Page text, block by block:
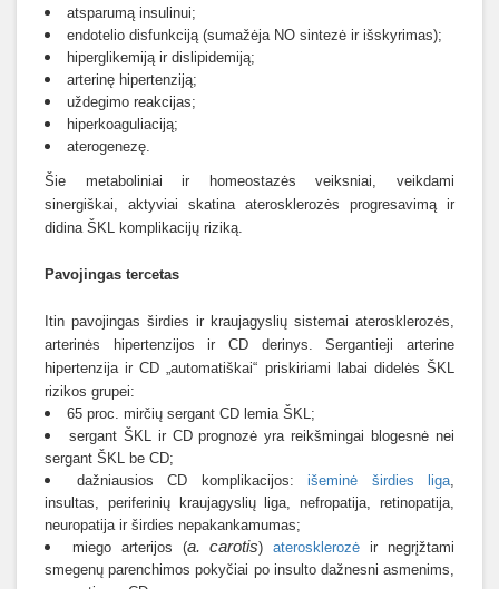
atsparumą insulinui;
endotelio disfunkciją (sumažėja NO sintezė ir išskyrimas);
hiperglikemiją ir dislipidemiją;
arterinę hipertenziją;
uždegimo reakcijas;
hiperkoaguliaciją;
aterogenezę.
Šie metaboliniai ir homeostazės veiksniai, veikdami
sinergiškai, aktyviai skatina aterosklerozės progresavimą ir
didina ŠKL komplikacijų riziką.
Pavojingas tercetas
Itin pavojingas širdies ir kraujagyslių sistemai aterosklerozės,
arterinės hipertenzijos ir CD derinys. Sergantieji arterine
hipertenzija ir CD „automatiškai“ priskiriami labai didelės ŠKL
rizikos grupei:
65 proc. mirčių sergant CD lemia ŠKL;
sergant ŠKL ir CD prognozė yra reikšmingai blogesnė nei
sergant ŠKL be CD;
dažniausios CD komplikacijos: išeminė širdies liga
insultas, periferinių kraujagyslių liga, nefropatija, retinopatija,
neuropatija ir širdies nepakankamumas;
miego arterijos (a. carotis)aterosklerozė ir negrįžtami
smegenų parenchimos pokyčiai po insulto dažnesni asmenims,